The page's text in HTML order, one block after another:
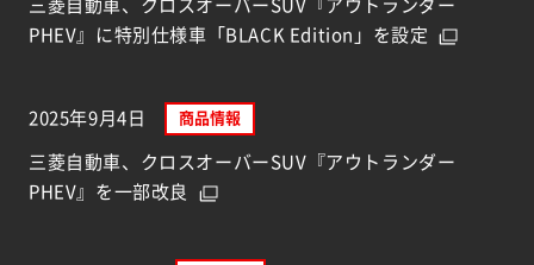
三菱自動車、クロスオーバーSUV『アウトランダー
PHEV』に特別仕様車「BLACK Edition」を設定
2025年9月4日 商品情報
三菱自動車、クロスオーバーSUV『アウトランダー
PHEV』を一部改良